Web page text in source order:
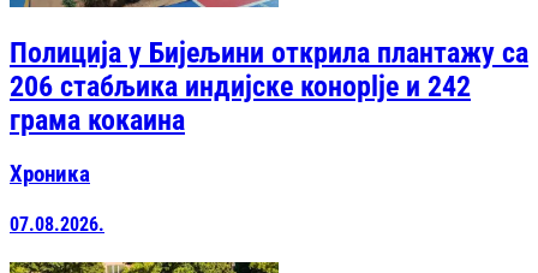
Полиција у Бијељини открила плантажу са
206 стабљика индијске конoplje и 242
грама кокаина
Хроника
07.08.2026.